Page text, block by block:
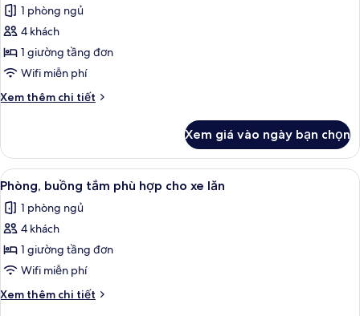
cả
ảnh
Bunk
Beds,
Hearing
Accessible
1 phòng ngủ
4 khách
1 giường tầng đơn
Wifi miễn phí
Xem thêm chi tiết
Chi
Bunk
Beds,
Hearing
Accessible
Xem giá vào ngày bạn chọn
Xem
tất
cả
ảnh
Phòng,
buồng
tắm
phù
Bộ trải giường bằng vải cotton Ai
5
Phòng, buồng tắm phù hợp cho xe lăn
1 phòng ngủ
4 khách
1 giường tầng đơn
Wifi miễn phí
Xem thêm chi tiết
Chi